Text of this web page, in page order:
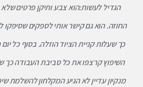
הגדיל לעשות:הוא צבע ותיקן פרטים
החוזה. הוא גם קישר אותי לספקים שסיפקו
כך שעלות קניית הציוד הוזלה. בסוף כל יום
השיפוץ קרצפו את כל סביבת העבודה כך
מנקיון עדיין לא הגיע המקלחון להשלמת